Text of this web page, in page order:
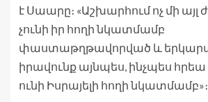
է Սաարը։ «Աշխարհում ոչ մի այլ
չունի իր հողի նկատմամբ
փաստաթղթավորված և
իրավունք այնպես, ինչպես հրեա
ունի Իսրայելի հողի նկատմամբ»։